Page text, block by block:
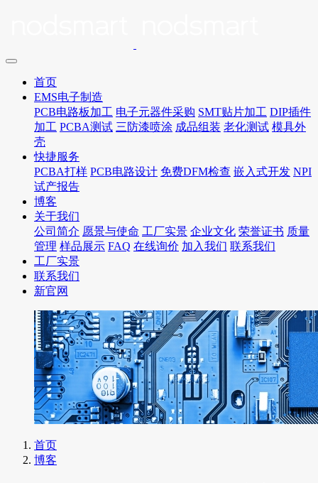
首页
EMS电子制造
PCB电路板加工 电子元器件采购 SMT贴片加工 DIP插件
加工 PCBA测试 三防漆喷涂 成品组装 老化测试 模具外
壳
快捷服务
PCBA打样 PCB电路设计 免费DFM检查 嵌入式开发 NPI
试产报告
博客
关于我们
公司简介 愿景与使命 工厂实景 企业文化 荣誉证书 质量
管理 样品展示 FAQ 在线询价 加入我们 联系我们
工厂实景
联系我们
新官网
首页
博客